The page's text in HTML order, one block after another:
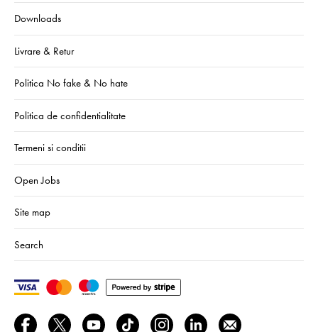
Downloads
Livrare & Retur
Politica No fake & No hate
Politica de confidentialitate
Termeni si conditii
Open Jobs
Site map
Search